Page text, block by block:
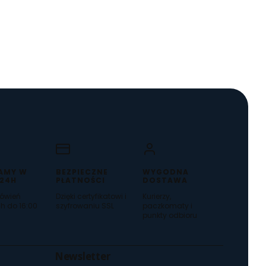
W
do 16:00
BEZPIECZNE
PŁATNOŚCI
Dzięki certyfikatowi i
szyfrowaniu SSL
WYGODNA
DOSTAWA
Kurierzy,
paczkomaty i
punkty odbioru
Newsletter